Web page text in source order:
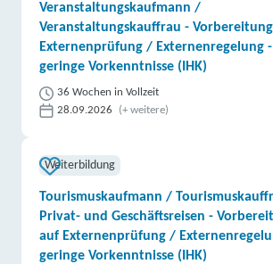
Veranstaltungskaufmann /
Veranstaltungskauffrau -
Externenprüfung / Externenregelung -
geringe Vorkenntnisse (IHK)
36 Wochen in Vollzeit
28.09.2026
(+ weitere)
Weiterbildung
Tourismuskaufmann /
Privat- und Geschäftsreisen -
auf Externenprüfung /
geringe Vorkenntnisse (IHK)